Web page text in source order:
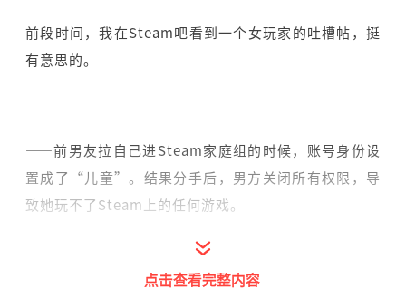
前段时间，我在Steam吧看到一个女玩家的吐槽帖，挺
有意思的。
——前男友拉自己进Steam家庭组的时候，账号身份设
置成了“儿童”。结果分手后，男方关闭所有权限，导
致她玩不了Steam上的任何游戏。
点击查看完整内容